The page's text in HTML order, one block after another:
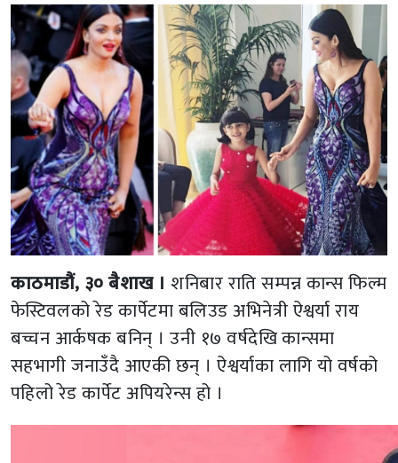
काठमाडौं, ३० बैशाख । शनिबार राति सम्पन्न कान्स फिल्म
फेस्टिवलको रेड कार्पेटमा बलिउड अभिनेत्री ऐश्वर्या राय
बच्चन आर्कषक बनिन् । उनी १७ वर्षदेखि कान्समा
सहभागी जनाउँदै आएकी छन् । ऐश्वर्याका लागि यो वर्षको
पहिलो रेड कार्पेट अपियरेन्स हो ।